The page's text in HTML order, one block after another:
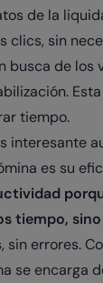
de la
clics, sin
busca de los
tiempo.
interesante
es su
tiempo,
sin errores.
se encarga